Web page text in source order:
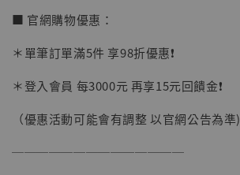
■ 官網購物優惠：
＊單筆訂單滿5件 享98折優惠❗️
＊登入會員 每3000元 再享15元回饋金❗️
（優惠活動可能會有調整 以官網公告為準)
──────────────